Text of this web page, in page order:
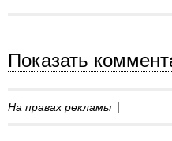
Показать
На правах рекламы